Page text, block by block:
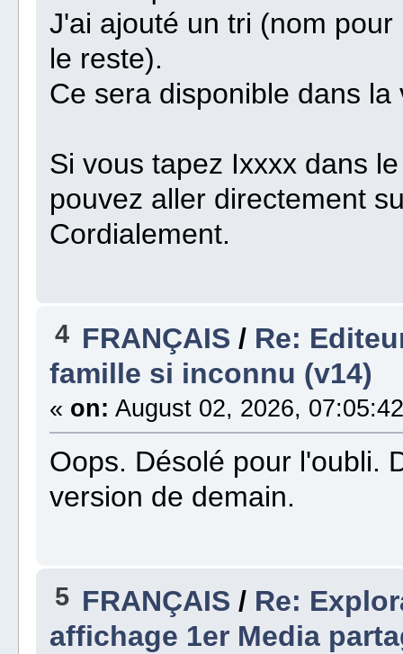
J'ai ajouté un tri (nom
le reste).
Ce sera disponible dans
Si vous tapez Ixxxx dans
pouvez aller directement
Cordialement.
4 FRANÇAIS / Re:
famille si inconnu (v14)
« on: August 02, 2026,
Oops. Désolé pour l'oubli.
version de demain.
5 FRANÇAIS / Re:
affichage 1er Media